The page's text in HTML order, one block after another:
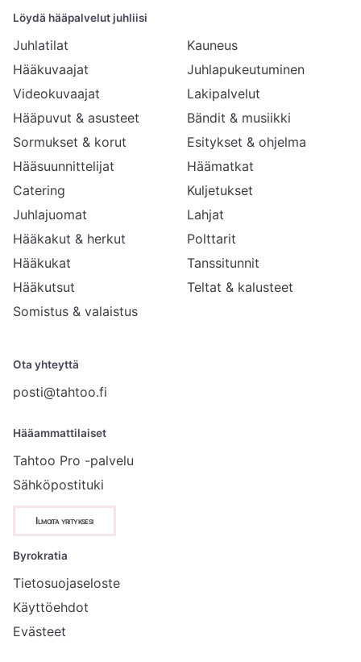
Ota yhteyttä
posti@tahtoo.fi
Hääammattilaiset
Tahtoo Pro -palvelu
Sähköpostituki
Ilmoita yrityksesi
Byrokratia
Tietosuojaseloste
Käyttöehdot
Evästeet
Löydä hääpalvelut juhliisi
Juhlatilat
Hääkuvaajat
Videokuvaajat
Hääpuvut & asusteet
Sormukset & korut
Hääsuunnittelijat
Catering
Juhlajuomat
Hääkakut & herkut
Hääkukat
Hääkutsut
Somistus & valaistus
Kauneus
Juhlapukeutuminen
Lakipalvelut
Bändit & musiikki
Esitykset & ohjelma
Häämatkat
Kuljetukset
Lahjat
Polttarit
Tanssitunnit
Teltat & kalusteet